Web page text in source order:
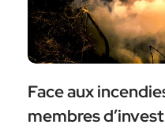
Face aux
membres